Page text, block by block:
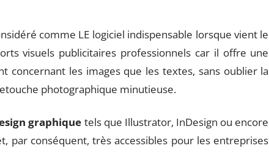
comme LE logiciel indispensable lorsque vient le
visuels publicitaires professionnels car il offre une
concernant les images que les textes, sans oublier la
photographique minutieuse.
graphique tels que Illustrator, InDesign ou encore
par conséquent, très accessibles pour les entreprises